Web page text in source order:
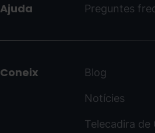
Ajuda Preguntes
Coneix Blog
Notícies
Telecadira de